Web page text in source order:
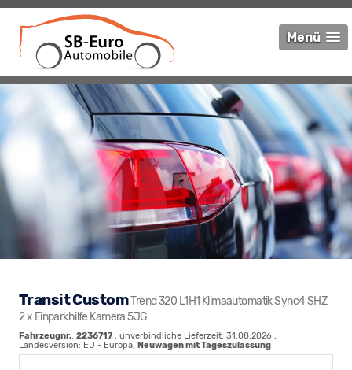
Menü
Transit CustomTrend 320 L1H1 Klimaautomatik Sync4 SHZ
2 x Einparkhilfe Kamera 5JG
Fahrzeugnr.: 2236717 , unverbindliche Lieferzeit: 31.08.2026 ,
Landesversion: EU - Europa, Neuwagen mit Tageszulassung